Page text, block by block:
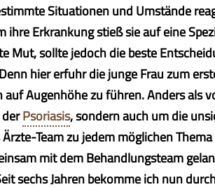
Situationen und Umstände
Erkrankung stieß sie auf eine
Mut, sollte jedoch die beste
hier erfuhr die junge Frau zum
Augenhöhe zu führen. Anders als
Psoriasis, sondern auch um die
Team zu jedem möglichen
mit dem Behandlungsteam
sechs Jahren bekomme ich nun